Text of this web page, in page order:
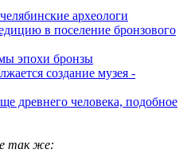
археологи
в поселение бронзового
эпохи бронзы
создание музея -
древнего человека, подобное
так же: